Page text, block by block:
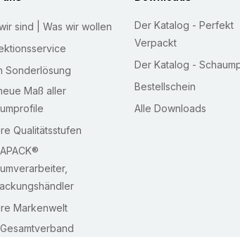
sind | Was wir wollen
Sonderlösung
Maß aller
Qualitätsstufen
Markenwelt
Der Katalog - Perfekt
Verpackt
Der Katalog -
Bestellschein
Alle Downloads